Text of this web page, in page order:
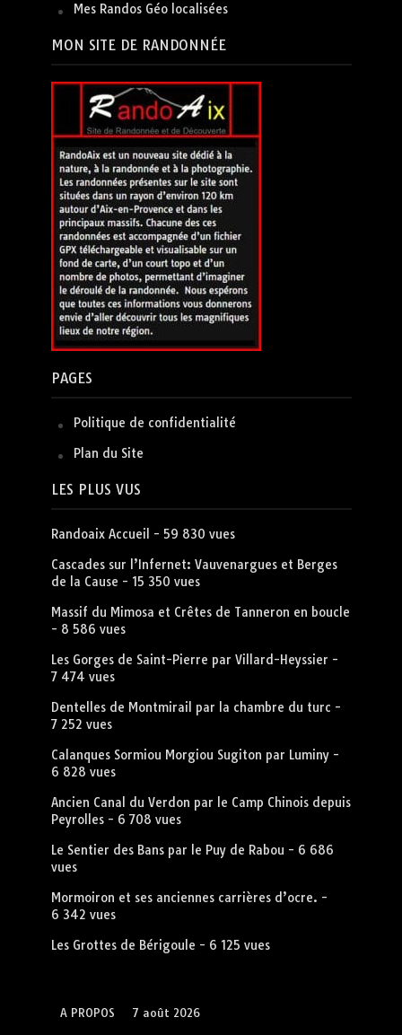
Mes Randos Géo localisées
MON SITE DE RANDONNÉE
PAGES
Politique de confidentialité
Plan du Site
LES PLUS VUS
Randoaix Accueil - 59 830 vues
Cascades sur l’Infernet: Vauvenargues et Berges
de la Cause - 15 350 vues
Massif du Mimosa et Crêtes de Tanneron en boucle
- 8 586 vues
Les Gorges de Saint-Pierre par Villard-Heyssier -
7 474 vues
Dentelles de Montmirail par la chambre du turc -
7 252 vues
Calanques Sormiou Morgiou Sugiton par Luminy-
6 828 vues
Ancien Canal du Verdon par le Camp Chinois depuis
Peyrolles- 6 708 vues
Le Sentier des Bans par le Puy de Rabou - 6 686
vues
Mormoiron et ses anciennes carrières d’ocre. -
6 342 vues
Les Grottes de Bérigoule - 6 125 vues
A PROPOS 7 août 2026